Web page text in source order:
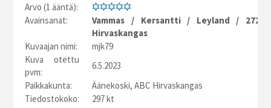
Arvo (1 ääntä):
Avainsanat:
Vammas / Kersantti/ Leyland / 272
Hirvaskangas
Kuvaajan nimi:
mjk79
Kuva otettu
pvm:
6.5.2023
Paikkakunta:
Äänekoski, ABC Hirvaskangas
Tiedostokoko:
297 kt